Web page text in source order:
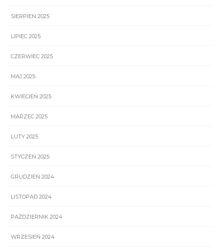
SIERPIEŃ 2025
LIPIEC 2025
CZERWIEC 2025
MAJ 2025
KWIECIEŃ 2025
MARZEC 2025
LUTY 2025
STYCZEŃ 2025
GRUDZIEŃ 2024
LISTOPAD 2024
PAŹDZIERNIK 2024
WRZESIEŃ 2024